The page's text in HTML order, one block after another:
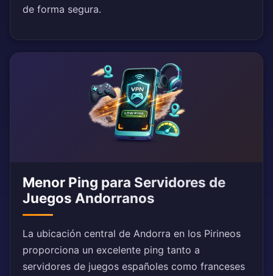
de forma segura.
Menor Ping para Servidores de
Juegos Andorranos
La ubicación central de Andorra en los Pirineos
proporciona un excelente ping tanto a
servidores de juegos españoles como franceses